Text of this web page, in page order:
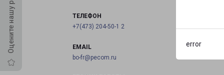
error
Оцените нашу работу
ТЕЛЕФОН
+7(473) 204-50-1 2
EMAIL
bo-fr@pecom.ru